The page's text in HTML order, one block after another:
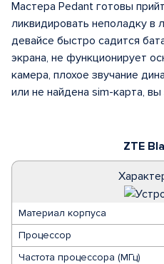
ZTE
Материал корпуса
Процессор
Частота процессора (МГц)
Мастера Pedant готовы
ликвидировать неполадку в
девайсе быстро садится
экрана, не функционирует
камера, плохое звучание
или не найдена sim-карта,